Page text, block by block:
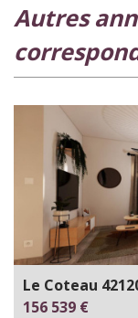
autres annonces immobilières
Le Coteau
156 539 €